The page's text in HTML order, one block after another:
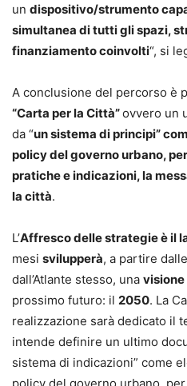
un dispositivo/strumento
simultanea di tutti gli spazi,
finanziamento coinvolti“, si
A conclusione del percorso è
“Carta per la Città”ovvero un
da “un sistema di principi”
policy del governo urbano,
pratiche e indicazioni, la
la città.
L’Affresco delle strategie è il
mesi svilupperà, a partire
dall’Atlante stesso, una
prossimo futuro: il 2050. La
realizzazione sarà dedicato il
intende definire un ultimo
sistema di indicazioni” come
policy del governo urbano,